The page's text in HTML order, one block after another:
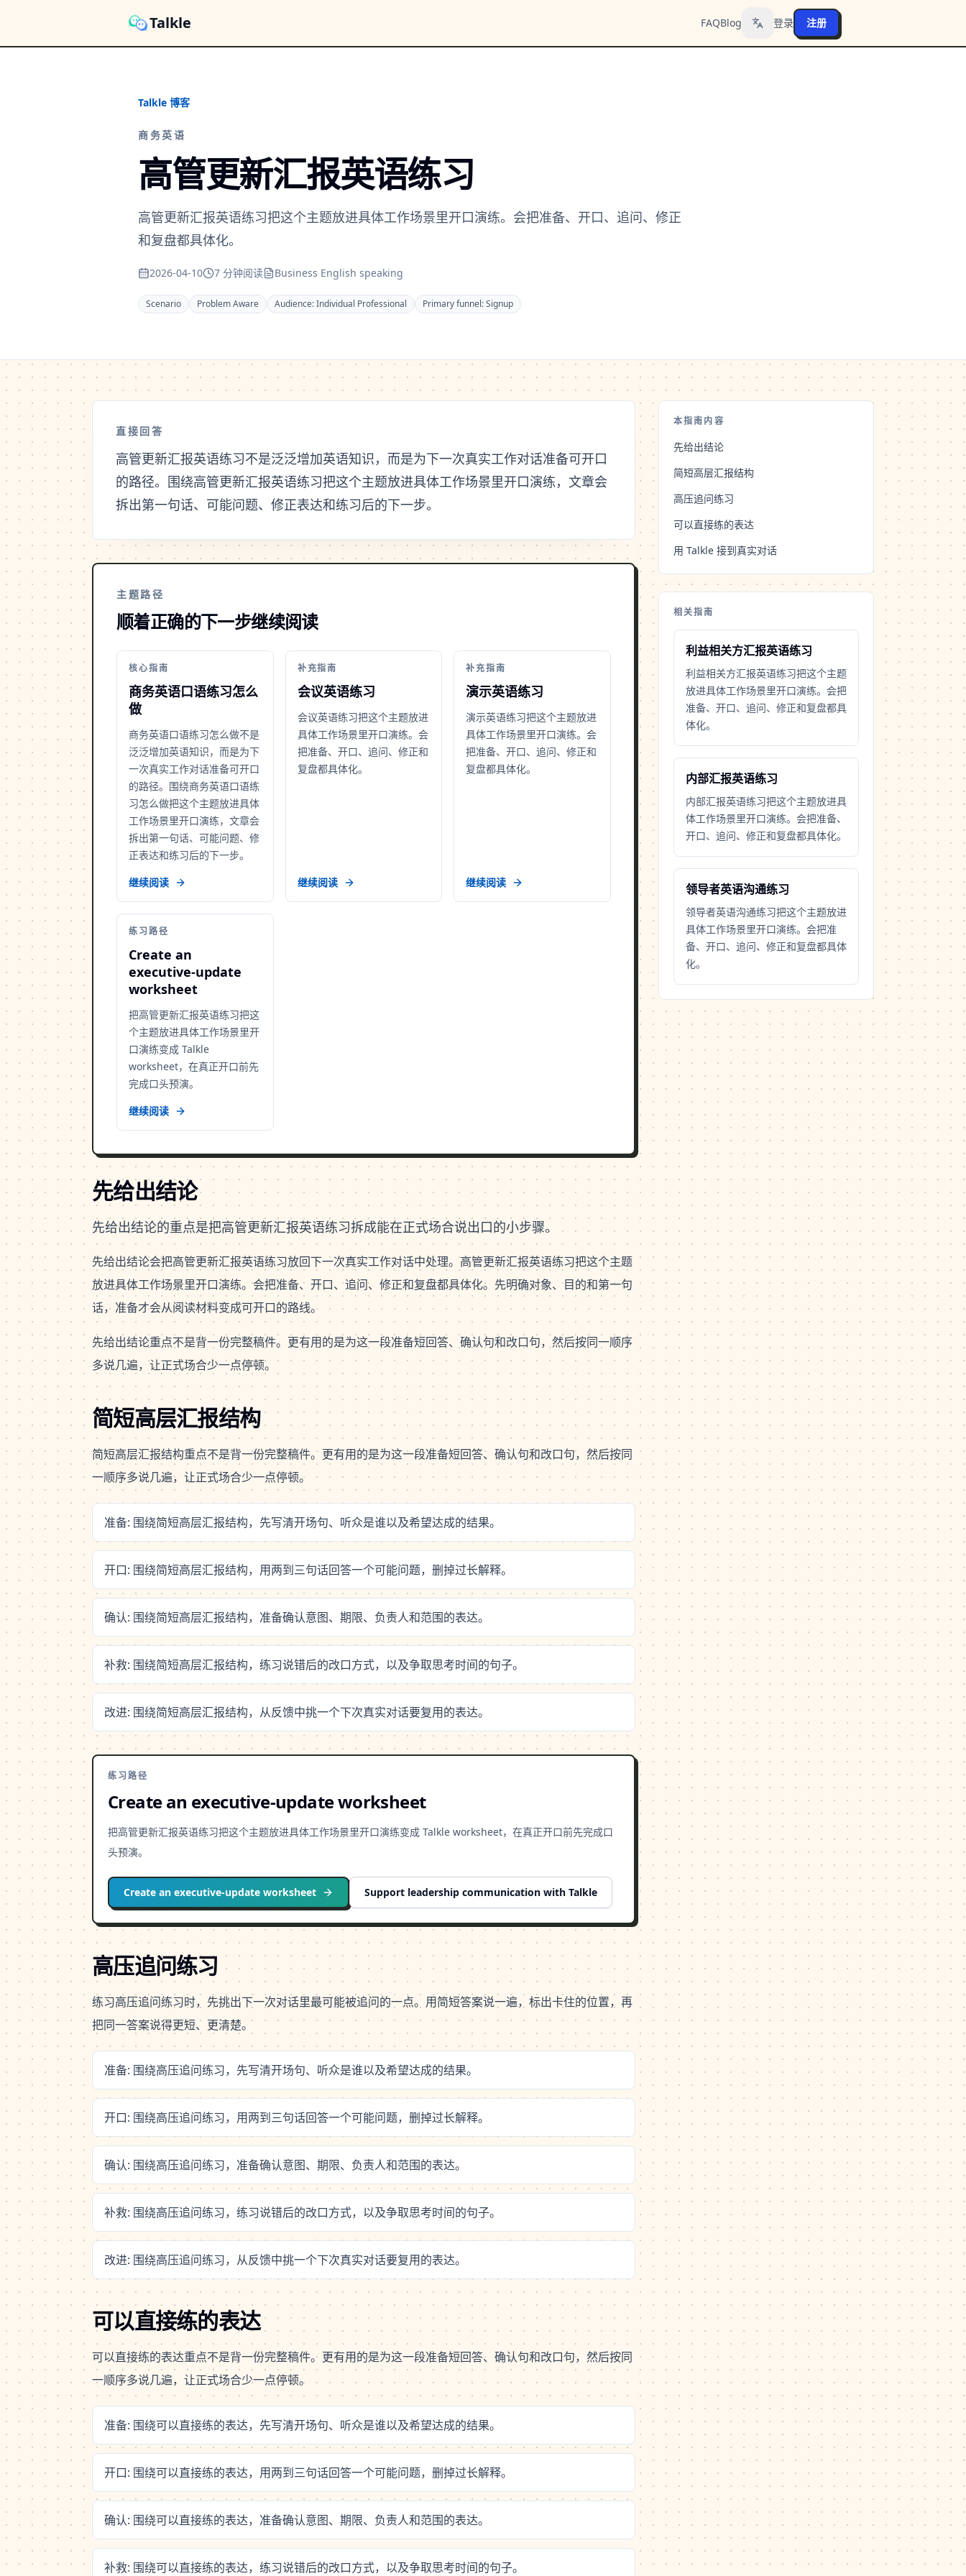
Talkle FAQBlog Toggle language
登录 注册
Talkle 博客
商务英语
高管更新汇报英语练习
高管更新汇报英语练习把这个主题放进具体工作场景里开口演练。会把准备、开口、追问、修正
和复盘都具体化。
2026-04-10 7 分钟阅读 Business English speaking
Scenario Problem Aware Audience:Individual Professional Primary funnel:Signup
直接回答
高管更新汇报英语练习不是泛泛增加英语知识，而是为下一次真实工作对话准备可开口
的路径。围绕高管更新汇报英语练习把这个主题放进具体工作场景里开口演练，文章会
拆出第一句话、可能问题、修正表达和练习后的下一步。
主题路径
顺着正确的下一步继续阅读
核心指南
商务英语口语练习怎么
做
商务英语口语练习怎么做不是
泛泛增加英语知识，而是为下
一次真实工作对话准备可开口
的路径。围绕商务英语口语练
习怎么做把这个主题放进具体
工作场景里开口演练，文章会
拆出第一句话、可能问题、修
正表达和练习后的下一步。
继续阅读
补充指南
会议英语练习
会议英语练习把这个主题放进
具体工作场景里开口演练。会
把准备、开口、追问、修正和
复盘都具体化。
继续阅读
补充指南
演示英语练习
演示英语练习把这个主题放进
具体工作场景里开口演练。会
把准备、开口、追问、修正和
复盘都具体化。
继续阅读
练习路径
Create an
executive-update
worksheet
把高管更新汇报英语练习把这
个主题放进具体工作场景里开
口演练变成 Talkle
worksheet，在真正开口前先
完成口头预演。
继续阅读
先给出结论
先给出结论的重点是把高管更新汇报英语练习拆成能在正式场合说出口的小步骤。
先给出结论会把高管更新汇报英语练习放回下一次真实工作对话中处理。高管更新汇报英语练习把这个主题
放进具体工作场景里开口演练。会把准备、开口、追问、修正和复盘都具体化。先明确对象、目的和第一句
话，准备才会从阅读材料变成可开口的路线。
先给出结论重点不是背一份完整稿件。更有用的是为这一段准备短回答、确认句和改口句，然后按同一顺序
多说几遍，让正式场合少一点停顿。
简短高层汇报结构
简短高层汇报结构重点不是背一份完整稿件。更有用的是为这一段准备短回答、确认句和改口句，然后按同
一顺序多说几遍，让正式场合少一点停顿。
准备: 围绕简短高层汇报结构，先写清开场句、听众是谁以及希望达成的结果。
开口: 围绕简短高层汇报结构，用两到三句话回答一个可能问题，删掉过长解释。
确认: 围绕简短高层汇报结构，准备确认意图、期限、负责人和范围的表达。
补救: 围绕简短高层汇报结构，练习说错后的改口方式，以及争取思考时间的句子。
改进: 围绕简短高层汇报结构，从反馈中挑一个下次真实对话要复用的表达。
练习路径
Create an executive-update worksheet
把高管更新汇报英语练习把这个主题放进具体工作场景里开口演练变成 Talkle worksheet，在真正开口前先完成口
头预演。
Create an executive-update worksheet Support leadership communication with Talkle
高压追问练习
练习高压追问练习时，先挑出下一次对话里最可能被追问的一点。用简短答案说一遍，标出卡住的位置，再
把同一答案说得更短、更清楚。
准备: 围绕高压追问练习，先写清开场句、听众是谁以及希望达成的结果。
开口: 围绕高压追问练习，用两到三句话回答一个可能问题，删掉过长解释。
确认: 围绕高压追问练习，准备确认意图、期限、负责人和范围的表达。
补救: 围绕高压追问练习，练习说错后的改口方式，以及争取思考时间的句子。
改进: 围绕高压追问练习，从反馈中挑一个下次真实对话要复用的表达。
可以直接练的表达
可以直接练的表达重点不是背一份完整稿件。更有用的是为这一段准备短回答、确认句和改口句，然后按同
一顺序多说几遍，让正式场合少一点停顿。
准备: 围绕可以直接练的表达，先写清开场句、听众是谁以及希望达成的结果。
开口: 围绕可以直接练的表达，用两到三句话回答一个可能问题，删掉过长解释。
确认: 围绕可以直接练的表达，准备确认意图、期限、负责人和范围的表达。
补救: 围绕可以直接练的表达，练习说错后的改口方式，以及争取思考时间的句子。
本指南内容
先给出结论
简短高层汇报结构
高压追问练习
可以直接练的表达
用 Talkle 接到真实对话
相关指南
利益相关方汇报英语练习
利益相关方汇报英语练习把这个主题
放进具体工作场景里开口演练。会把
准备、开口、追问、修正和复盘都具
体化。
内部汇报英语练习
内部汇报英语练习把这个主题放进具
体工作场景里开口演练。会把准备、
开口、追问、修正和复盘都具体化。
领导者英语沟通练习
领导者英语沟通练习把这个主题放进
具体工作场景里开口演练。会把准
备、开口、追问、修正和复盘都具体
化。